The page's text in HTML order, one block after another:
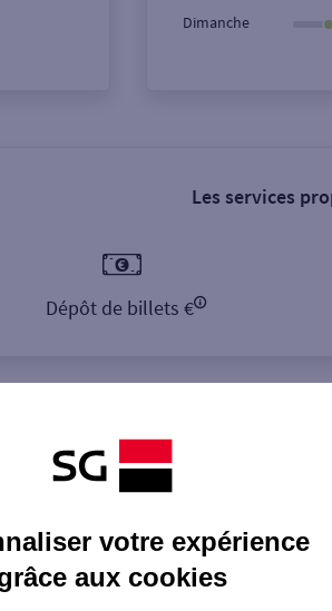
Dimanche
Les services
Dépôt de billets €
votre expérience
aux cookies